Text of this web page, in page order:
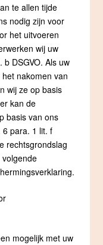
te allen tijde
nodig zijn voor
het uitvoeren
wij uw
DSGVO. Als uw
nakomen van
wij ze op basis
kan de
basis van ons
6 para. 1 lit. f
rechtsgrondslag
mogelijk met uw